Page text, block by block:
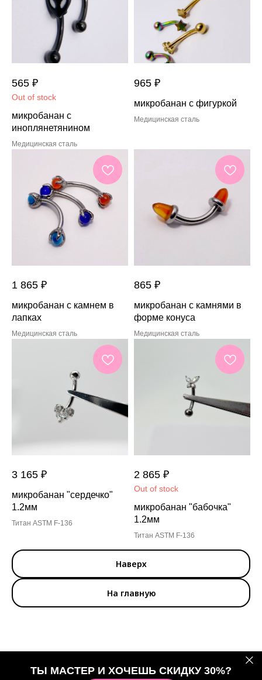
565 ₽
Out of stock
микробанан с
иноплянетянином
Медицинская сталь
965 ₽
микробанан с фигуркой
Медицинская сталь
1 865 ₽
микробанан с камнем в
лапках
Медицинская сталь
865 ₽
микробанан с камнями в
форме конуса
Медицинская сталь
3 165 ₽
микробанан "сердечко"
1.2мм
Титан ASTM F-136
2 865 ₽
Out of stock
микробанан "бабочка"
1.2мм
Титан ASTM F-136
Наверх
На главную
ТЫ МАСТЕР И ХОЧЕШЬ СКИДКУ 30%?